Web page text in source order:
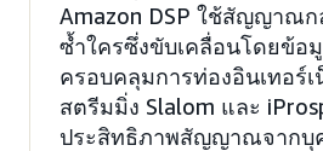
Amazon DSP ใช้สัญญาณก
ซ้ำใครซึ่งขับเคลื่อนโดยข้อ
ครอบคลุมการท่องอินเทอร์
สตรีมมิ่ง Slalom และ
ประสิทธิภาพสัญญาณจากบุ